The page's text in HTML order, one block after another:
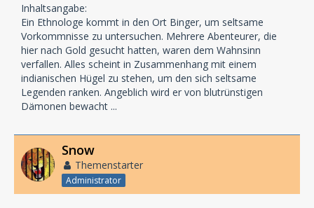
Inhaltsangabe:
Ein Ethnologe kommt in den Ort Binger, um seltsame
Vorkommnisse zu untersuchen. Mehrere Abenteurer, die
hier nach Gold gesucht hatten, waren dem Wahnsinn
verfallen. Alles scheint in Zusammenhang mit einem
indianischen Hügel zu stehen, um den sich seltsame
Legenden ranken. Angeblich wird er von blutrünstigen
Dämonen bewacht ...
Snow
Themenstarter
Administrator